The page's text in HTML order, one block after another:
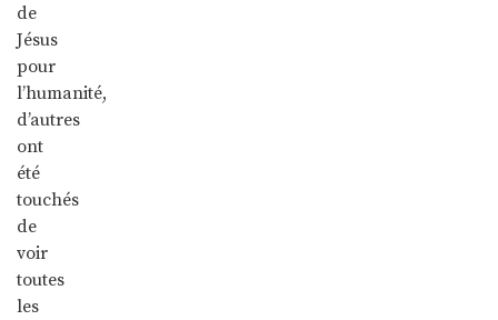
de
Jésus
pour
l’humanité,
d’autres
ont
été
touchés
de
voir
toutes
les